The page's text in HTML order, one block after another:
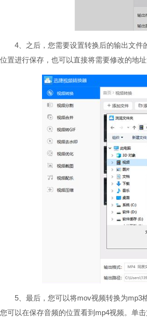
4、之后，您需要设置转换后的输出文件
位置进行保存，也可以直接将需要修改的地
5、最后，您可以将mov视频转换为mp3
您可以在保存音频的位置看到mp4视频。单击